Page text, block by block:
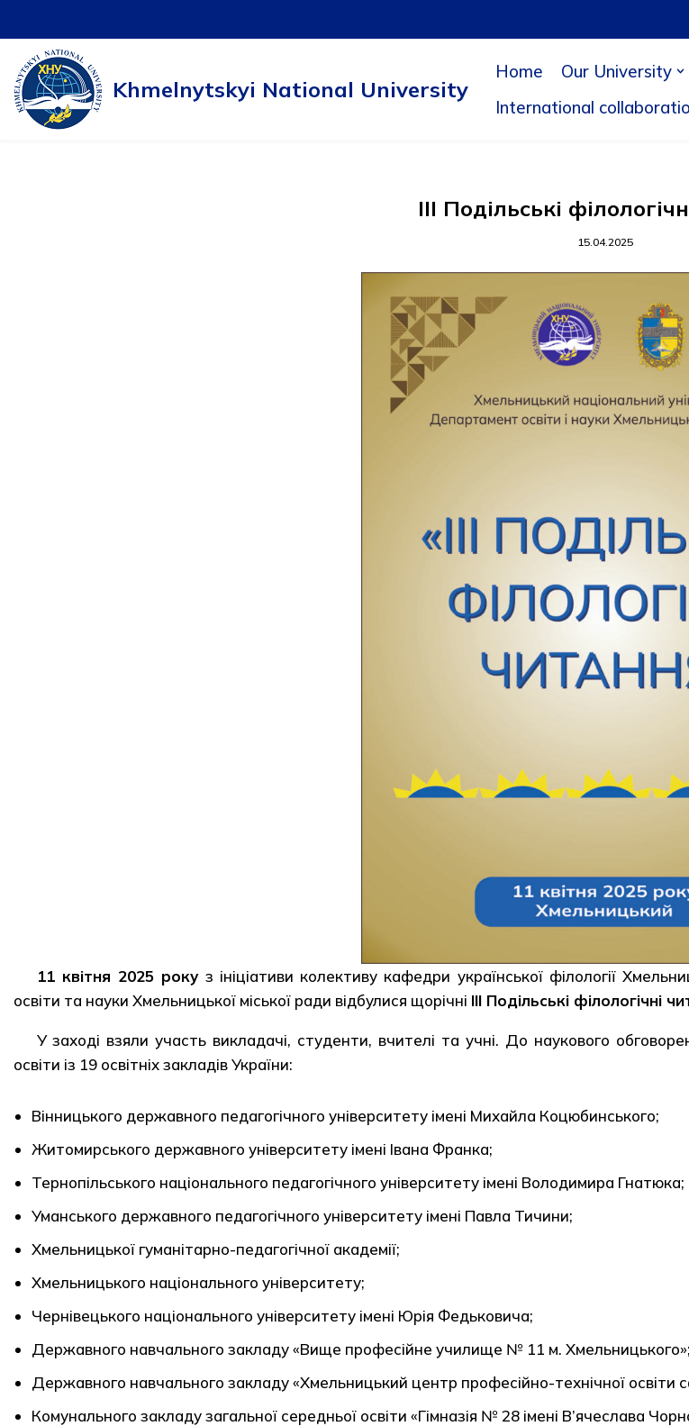
to
content
Khmelnytskyi National University
Home Our University
International
ІІІ Подільські
15.04.2025
11 квітня 2025 рокуз ініціативи колективу кафедри української філології
освіти та науки Хмельницької міської ради відбулися щорічні ІІІ Подільські філологічні
У заході взяли участь викладачі, студенти, вчителі та учні. До наукового
освіти із 19 освітніх закладів України:
Вінницького державного педагогічного університету імені Михайла Коцюбинського;
Житомирського державного університету імені Івана Франка;
Тернопільського національного педагогічного університету імені Володимира Гнатюка;
Уманського державного педагогічного університету імені Павла Тичини;
Хмельницької гуманітарно-педагогічної академії;
Хмельницького національного університету;
Чернівецького національного університету імені Юрія Федьковича;
Державного навчального закладу «Вище професійне училище № 11 м. Хмельницького»;
Державного навчального закладу «Хмельницький центр професійно-технічної освіти
Комунального закладу загальної середньої освіти «Гімназія № 28 імені В’ячеслава